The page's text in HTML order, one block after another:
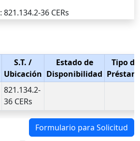
: 821.134.2-36 CERs
S.T. /
Ubicación
Estado de
Disponibilidad
Tipo de
821.134.2-
36 CERs
Formulario para Solicitud